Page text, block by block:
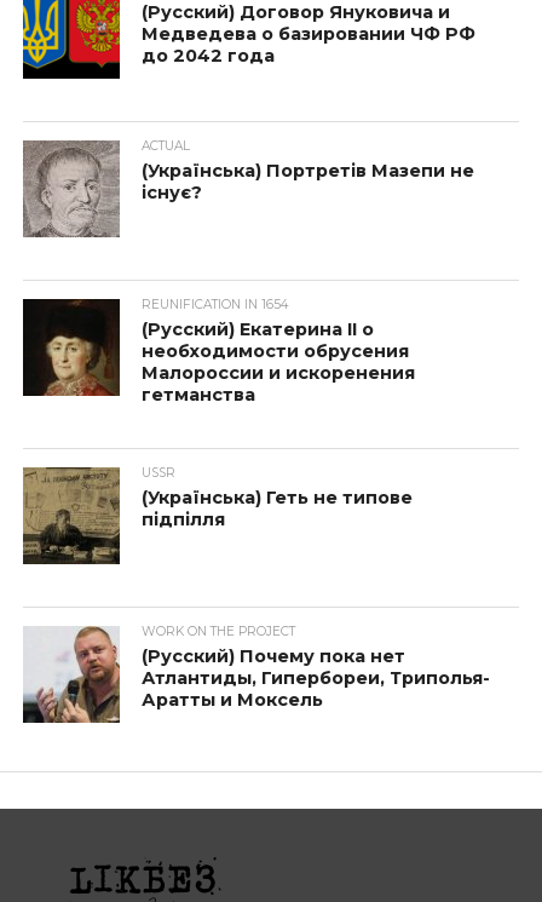
(Русский) Договор Януковича и
Медведева о базировании ЧФ РФ
до 2042 года
ACTUAL
(Українська) Портретів Мазепи не
існує?
REUNIFICATION IN 1654
(Русский) Екатерина II о
необходимости обрусения
Малороссии и искоренения
гетманства
USSR
(Українська) Геть не типове
підпілля
WORK ON THE PROJECT
(Русский) Почему пока нет
Атлантиды, Гипербореи, Триполья-
Аратты и Моксель